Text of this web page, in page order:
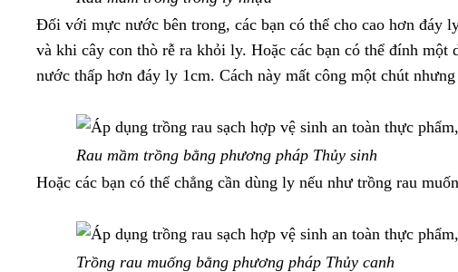
Đối với mực nước bên trong, các bạn có thể cho cao hơn đáy
và khi cây con thò rễ ra khỏi ly. Hoặc các bạn có thể đính
nước thấp hơn đáy ly 1cm. Cách này mất công một chút
Rau mầm trồng bằng phương pháp Thủy sinh
Hoặc các bạn có thể chẳng cần dùng ly nếu như trồng rau
Trồng rau muống bằng phương pháp Thủy canh